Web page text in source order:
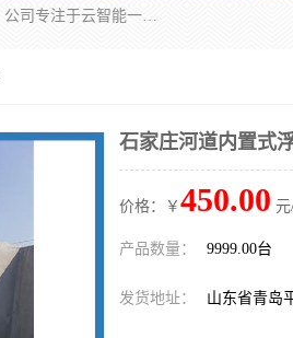
青岛铭源环保科技有限公司是一家专注于环保与智慧水务领域的先进科技企业，公司专注于云智能一体化HMPP预制泵站、智能截流井设备、调蓄池雨洪管理设备、水务循环利用、云智慧水务开发及新型环保技术研发等领域。
石家庄河道内置式
价格：￥ 450.00
产品数量： 9999.00台
发货地址： 山东省青岛